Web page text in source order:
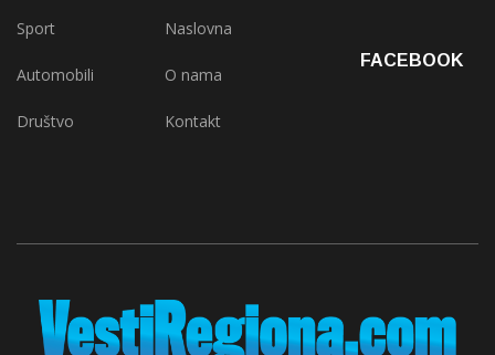
Sport
Automobili
Društvo
Naslovna
O nama
Kontakt
FACEBOOK